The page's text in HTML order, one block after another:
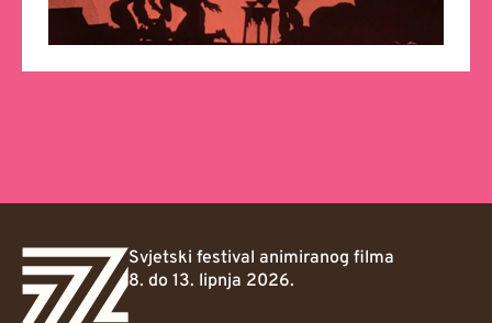
Svjetski festival animiranog filma
8. do 13. lipnja 2026.